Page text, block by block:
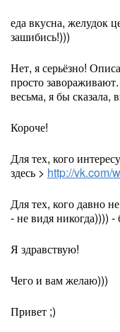
еда вкусна, желудок
зашибись!)))
Нет, я серьёзно!
просто
весьма, я бы сказала,
Короче!
Для тех, кого
здесь > http://vk.com/
Для тех, кого давно
- не видя
Я здравствую!
Чего и вам желаю)))
Привет ;)